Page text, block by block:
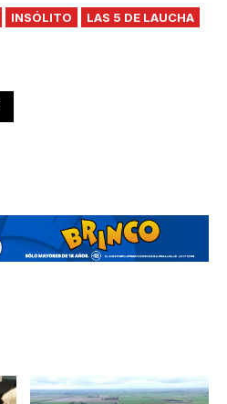
INSÓLITO
LAS 5 DE LAUCHA